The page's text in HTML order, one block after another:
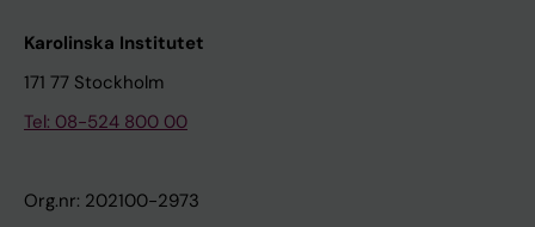
Karolinska Institutet
171 77 Stockholm
Tel: 08-524 800 00
Org.nr: 202100-2973